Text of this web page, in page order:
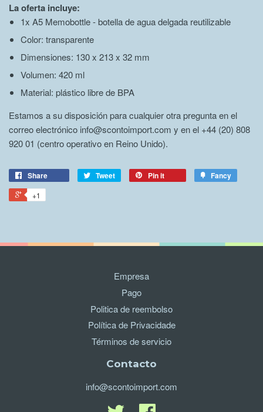
La oferta incluye:
1x A5 Memobottle - botella de agua delgada reutilizable
Color: transparente
Dimensiones: 130 x 213 x 32 mm
Volumen: 420 ml
Material: plástico libre de BPA
Estamos a su disposición para cualquier otra pregunta en el
correo electrónico info@scontoimport.com y en el +44 (20) 808
920 01 (centro operativo en Reino Unido).
Share Tweet Pin it Fancy
+1
Empresa
Pago
Politica de reembolso
Política de Privacidade
Términos de servicio
Contacto
info@scontoimport.com
Twitter